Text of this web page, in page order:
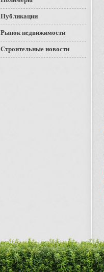
Публикации
Рынок недвижимости
Строительные новости